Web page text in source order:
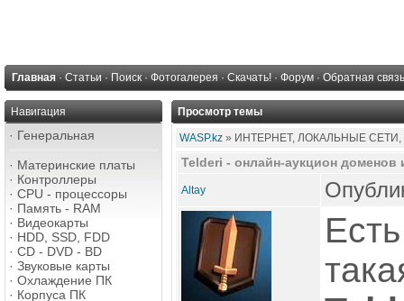
Главная · Статьи · Поиск · Фотогалерея · Скачать! · Форум · Обратная связь
Навигация
· Генеральная
· Материнские платы
· Контроллеры
· CPU - процессоры
· Память - RAM
· Видеокарты
· HDD, SSD, FDD
· CD - DVD - BD
· Звуковые карты
· Охлаждение ПК
· Корпуса ПК
Просмотр темы
WASP.kz » ИНТЕРНЕТ, ЛОКАЛЬНЫЕ
Telderi - онлайн-аукцион доменов
Altay